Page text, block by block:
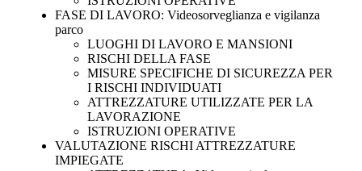
FASE DI LAVORO: Videosorveglianza e vigilanza
parco
LUOGHI DI LAVORO E MANSIONI
RISCHI DELLA FASE
MISURE SPECIFICHE DI SICUREZZA PER
I RISCHI INDIVIDUATI
ATTREZZATURE UTILIZZATE PER LA
LAVORAZIONE
ISTRUZIONI OPERATIVE
VALUTAZIONE RISCHI ATTREZZATURE
IMPIEGATE